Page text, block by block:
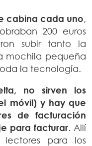
cabina cada uno,
200 euros
subir tanto la
mochila pequeña
la tecnología.
no sirven los
móvil) y hay que
de facturación
para facturar. Allí
para los